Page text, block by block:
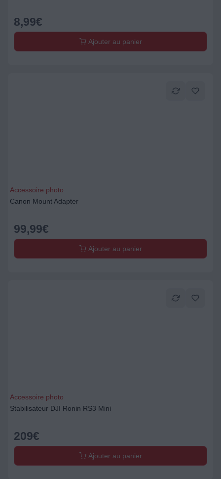
8,99€
Ajouter au panier
Accessoire photo
Canon Mount Adapter
99,99€
Ajouter au panier
Accessoire photo
Stabilisateur DJI Ronin RS3 Mini
209€
Ajouter au panier